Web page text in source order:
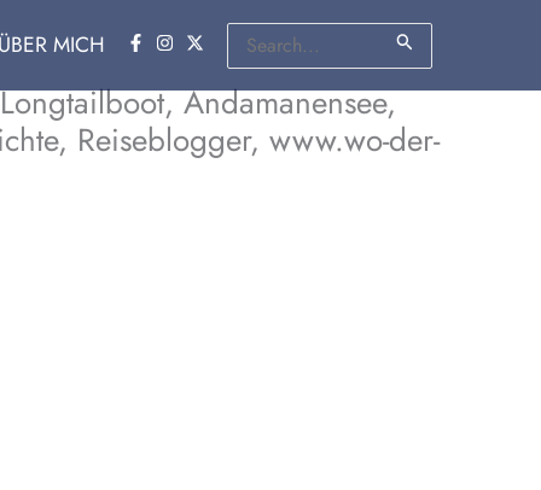
ÜBER MICH
Suchen
nach:
Andamanensee,
Reiseblogger, www.wo-der-